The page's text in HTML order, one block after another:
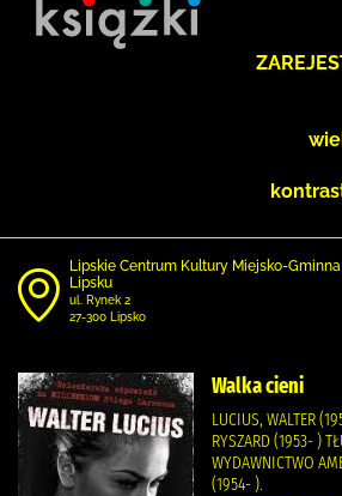
Lipskie Centrum Kultury Miejsko-
Lipsku
ul. Rynek 2
27-300 Lipsko
Walka cieni
LUCIUS, WALTER
RYSZARD (1953- )
WYDAWNICTWO
(1954- ).